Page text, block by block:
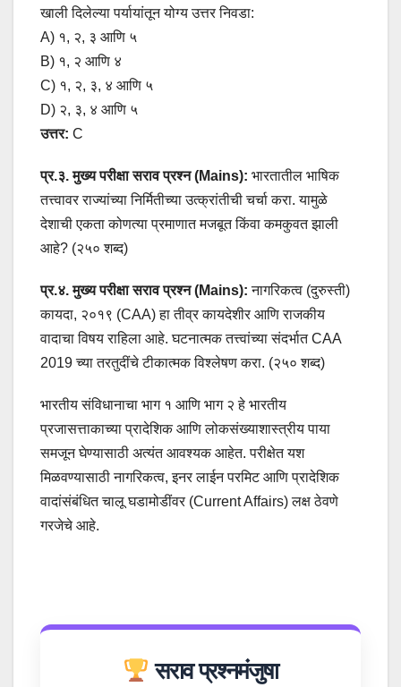
खाली दिलेल्या पर्यायांतून योग्य उत्तर निवडा:
A) १, २, ३ आणि ५
B) १, २ आणि ४
C) १, २, ३, ४ आणि ५
D) २, ३, ४ आणि ५
उत्तर: C
प्र.३. मुख्य परीक्षा सराव प्रश्न (Mains): भारतातील भाषिक
तत्त्वावर राज्यांच्या निर्मितीच्या उत्क्रांतीची चर्चा करा. यामुळे
देशाची एकता कोणत्या प्रमाणात मजबूत किंवा कमकुवत झाली
आहे? (२५० शब्द)
प्र.४. मुख्य परीक्षा सराव प्रश्न (Mains): नागरिकत्व (दुरुस्ती)
कायदा, २०१९ (CAA) हा तीव्र कायदेशीर आणि राजकीय
वादाचा विषय राहिला आहे. घटनात्मक तत्त्वांच्या संदर्भात CAA
2019 च्या तरतुदींचे टीकात्मक विश्लेषण करा. (२५० शब्द)
भारतीय संविधानाचा भाग १ आणि भाग २ हे भारतीय
प्रजासत्ताकाच्या प्रादेशिक आणि लोकसंख्याशास्त्रीय पाया
समजून घेण्यासाठी अत्यंत आवश्यक आहेत. परीक्षेत यश
मिळवण्यासाठी नागरिकत्व, इनर लाईन परमिट आणि प्रादेशिक
वादांसंबंधित चालू घडामोडींवर (Current Affairs) लक्ष ठेवणे
गरजेचे आहे.
सराव प्रश्नमंजुषा